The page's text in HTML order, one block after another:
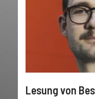
Lesung von